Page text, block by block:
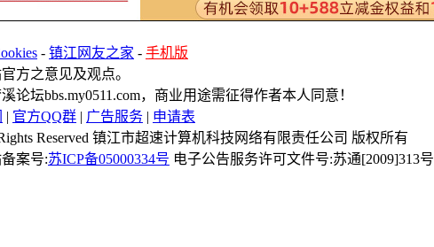
- 镇江网友之家 - 手机版
方之意见及观点。
坛bbs.my0511.com，商业用途需征得作者本人同意！
| 官方QQ群 | 广告服务 | 申请表
Reserved 镇江市超速计算机科技网络有限责任公司 版权所有
案号:苏ICP备05000334号 电子公告服务许可文件号:苏通[2009]313号